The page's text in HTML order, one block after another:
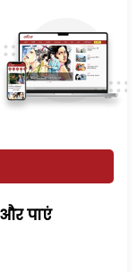
पाएं